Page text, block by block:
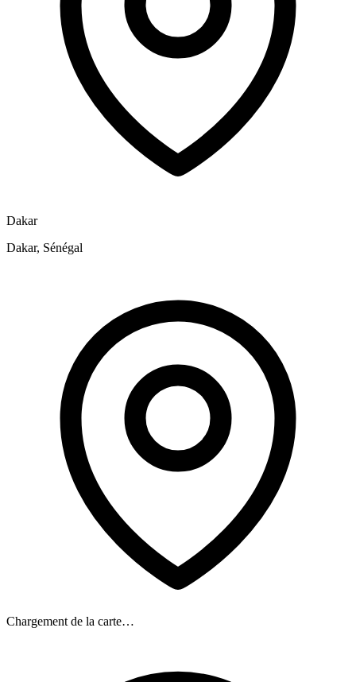
Dakar
Dakar, Sénégal
Chargement de la carte…